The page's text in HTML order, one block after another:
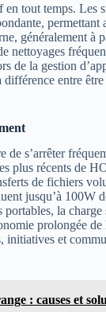
tout temps.
généralement
nettoyages
de la gestion
différence entre
de s’arrêter
plus récents de
de fichiers
jusqu’à 100W
portables, la
prolongée
et
: causes et